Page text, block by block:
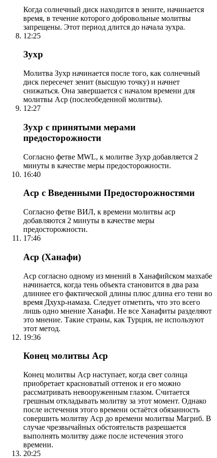
Когда солнечный диск находится в зените, начинается
время, в течение которого добровольные молитвы
запрещены. Этот период длится до начала зухра.
12:25
Зухр
Молитва Зухр начинается после того, как солнечный
диск пересечет зенит (высшую точку) и начнет
снижаться. Она завершается с началом времени для
молитвы Аср (послеобеденной молитвы).
12:27
Зухр с принятыми мерами
предосторожности
Согласно фетве MWL, к молитве Зухр добавляется 2
минуты в качестве меры предосторожности.
16:40
Аср с Введенными Предосторожностями
Согласно фетве ВИЛ, к времени молитвы аср
добавляются 2 минуты в качестве меры
предосторожности.
17:46
Аср (Ханафи)
Аср согласно одному из мнений в Ханафийском мазхабе
начинается, когда тень объекта становится в два раза
длиннее его фактической длины плюс длина его тени во
время Дхухр-намаза. Следует отметить, что это всего
лишь одно мнение Ханафи. Не все Ханафиты разделяют
это мнение. Такие страны, как Турция, не используют
этот метод.
19:36
Конец молитвы Аср
Конец молитвы Аср наступает, когда свет солнца
приобретает красноватый оттенок и его можно
рассматривать невооруженным глазом. Считается
грешным откладывать молитву за этот момент. Однако
после истечения этого времени остаётся обязанность
совершить молитву Аср до времени молитвы Магриб. В
случае чрезвычайных обстоятельств разрешается
выполнять молитву даже после истечения этого
времени.
20:25